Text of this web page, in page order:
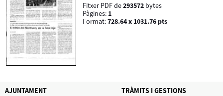
Fitxer PDF de293572 bytes
Pàgines: 1
Format:728.64 x 1031.76 pts
AJUNTAMENT
TRÀMITS I GESTIONS